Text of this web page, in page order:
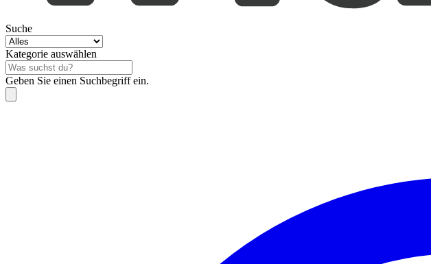
Suche
Kategorie auswählen
Geben Sie einen Suchbegriff ein.